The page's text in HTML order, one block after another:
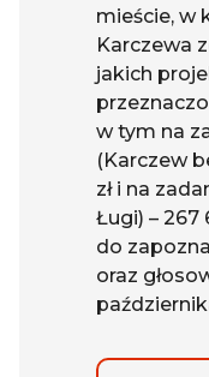
mieście, w
Karczewa
jakich
w tym na
(Karczew
zł i na
Ługi) – 267
do
oraz